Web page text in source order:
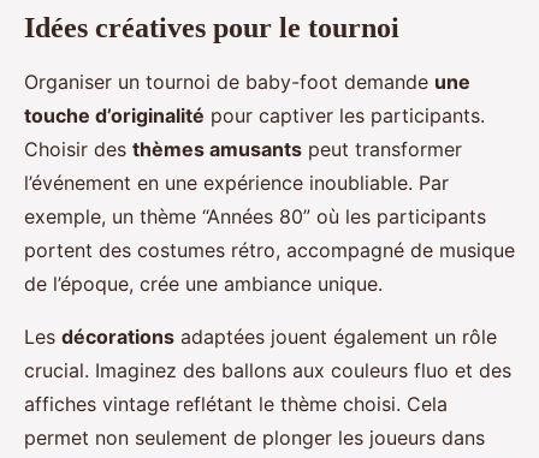
Idées pour organiser un tournoi
de baby-foot
Milo•18 avril 2025•7 min de lecture
Idées créatives pour le tournoi
Organiser un tournoi de baby-foot demande une
touche d’originalité pour captiver les participants.
Choisir des thèmes amusants peut transformer
l’événement en une expérience inoubliable. Par
exemple, un thème “Années 80” où les participants
portent des costumes rétro, accompagné de musique
de l’époque, crée une ambiance unique.
Les décorations adaptées jouent également un rôle
crucial. Imaginez des ballons aux couleurs fluo et des
affiches vintage reflétant le thème choisi. Cela
permet non seulement de plonger les joueurs dans